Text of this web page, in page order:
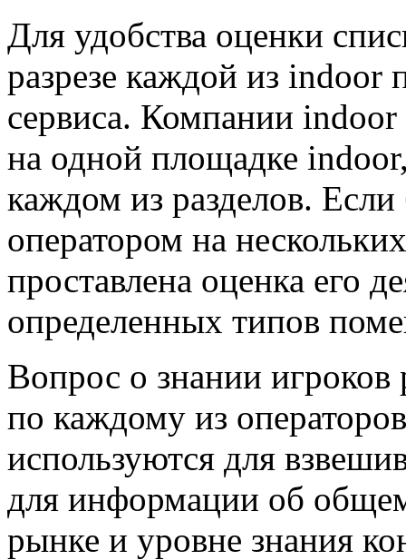
Для удобства оценки
разрезе каждой из
сервиса. Компании indoor
на одной площадке
каждом из разделов.
оператором на
проставлена оценка его
определенных типов
Вопрос о знании
по каждому из операторов
используются для
для информации об
рынке и уровне знания